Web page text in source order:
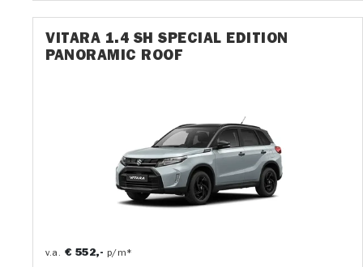
VITARA 1.4 SH SPECIAL EDITION
PANORAMIC ROOF
v.a. € 552,- p/m*